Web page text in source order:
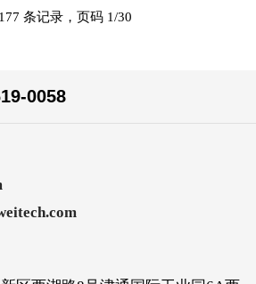
条记录，页码 1/30
0058